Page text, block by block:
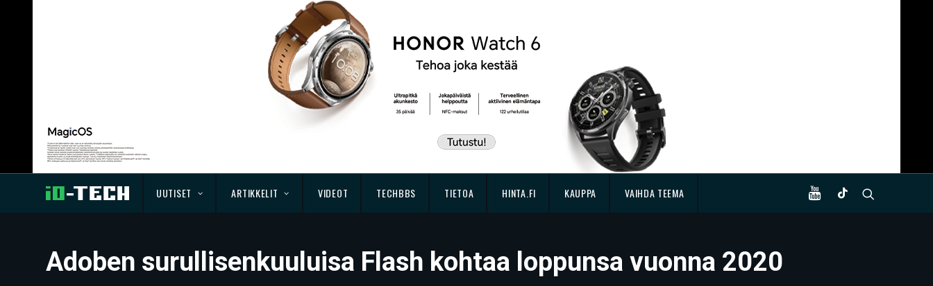
UUTISET ARTIKKELIT VIDEOT TECHBBS TIETOA HINTA.FI KAUPPA VAIHDA TEEMA
Adoben surullisenkuuluisa Flash kohtaa loppunsa vuonna 2020